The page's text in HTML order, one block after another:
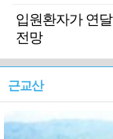
입원환자가 연
전망
근교산